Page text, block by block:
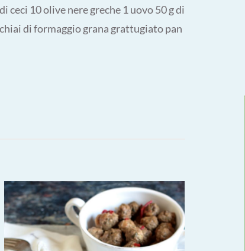
ceci 10 olive nere greche 1 uovo 50 g di
di formaggio grana grattugiato pan